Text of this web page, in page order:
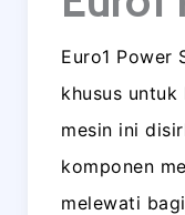
Euro1 Power
khusus untuk
mesin ini
komponen
melewati